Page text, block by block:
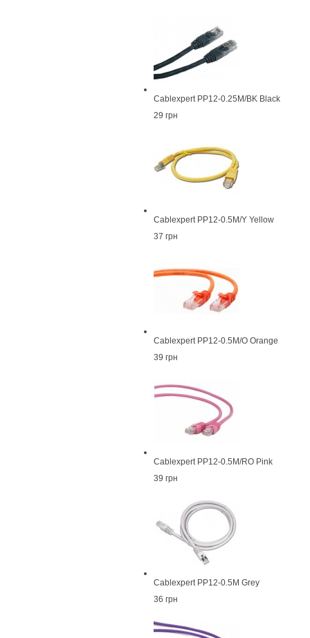
Cablexpert PP12-0.25M/BK Black
29 грн
Cablexpert PP12-0.5M/Y Yellow
37 грн
Cablexpert PP12-0.5M/O Orange
39 грн
Cablexpert PP12-0.5M/RO Pink
39 грн
Cablexpert PP12-0.5M Grey
36 грн